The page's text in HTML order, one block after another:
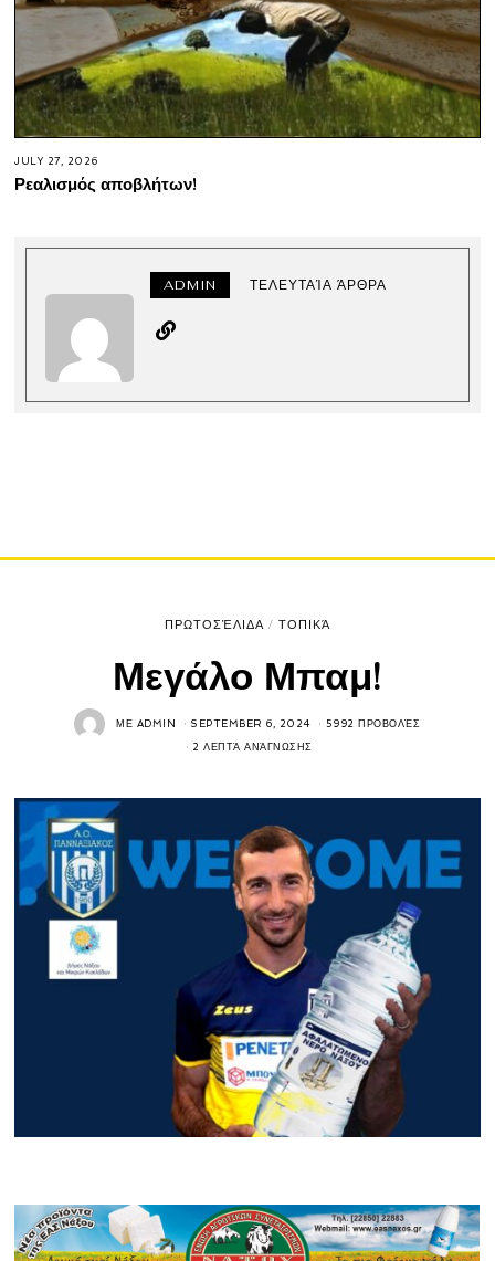
JULY 27, 2026
Ρεαλισμός αποβλήτων!
ADMIN ΤΕΛΕΥΤΑΊΑ ΆΡΘΡΑ
ΠΡΩΤΟΣΈΛΙΔΑ / ΤΟΠΙΚΆ
Μεγάλο Μπαμ!
ΜΕ ADMIN SEPTEMBER 6, 2024 5992 ΠΡΟΒΟΛΈΣ
2 ΛΕΠΤΆ ΑΝΆΓΝΩΣΗΣ